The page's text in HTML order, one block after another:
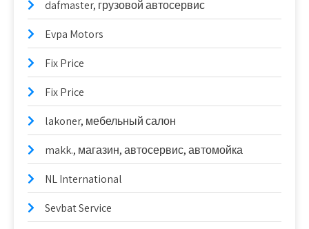
dafmaster, грузовой автосервис
Evpa Motors
Fix Price
Fix Price
lakoner, мебельный салон
makk., магазин, автосервис, автомойка
NL International
Sevbat Service